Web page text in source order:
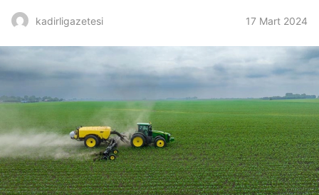
kadirligazetesi 17 Mart 2024